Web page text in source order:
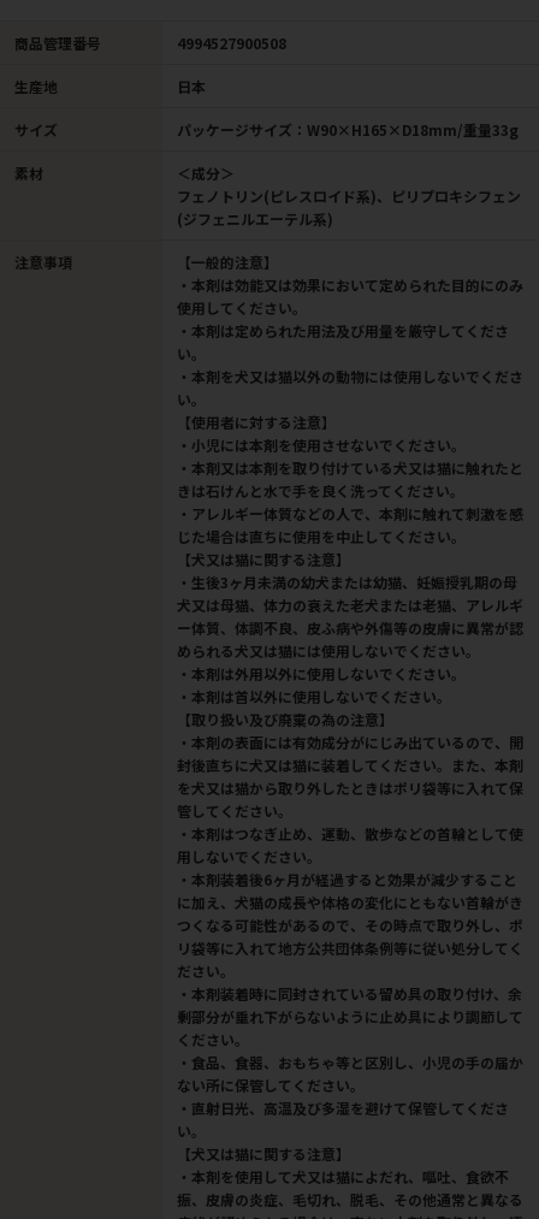
商品管理番号 4994527900508
生産地 日本
サイズ パッケージサイズ：W90×H165×D18mm/重量33g
素材
＜成分＞
フェノトリン(ピレスロイド系)、ピリプロキシフェン
(ジフェニルエーテル系)
注意事項
【一般的注意】
・本剤は効能又は効果において定められた目的にのみ
使用してください。
・本剤は定められた用法及び用量を厳守してくださ
い。
・本剤を犬又は猫以外の動物には使用しないでくださ
い。
【使用者に対する注意】
・小児には本剤を使用させないでください。
・本剤又は本剤を取り付けている犬又は猫に触れたと
きは石けんと水で手を良く洗ってください。
・アレルギー体質などの人で、本剤に触れて刺激を感
じた場合は直ちに使用を中止してください。
【犬又は猫に関する注意】
・生後3ヶ月未満の幼犬または幼猫、妊娠授乳期の母
犬又は母猫、体力の衰えた老犬または老猫、アレルギ
ー体質、体調不良、皮ふ病や外傷等の皮膚に異常が認
められる犬又は猫には使用しないでください。
・本剤は外用以外に使用しないでください。
・本剤は首以外に使用しないでください。
【取り扱い及び廃棄の為の注意】
・本剤の表面には有効成分がにじみ出ているので、開
封後直ちに犬又は猫に装着してください。また、本剤
を犬又は猫から取り外したときはポリ袋等に入れて保
管してください。
・本剤はつなぎ止め、運動、散歩などの首輪として使
用しないでください。
・本剤装着後6ヶ月が経過すると効果が減少すること
に加え、犬猫の成長や体格の変化にともない首輪がき
つくなる可能性があるので、その時点で取り外し、ポ
リ袋等に入れて地方公共団体条例等に従い処分してく
ださい。
・本剤装着時に同封されている留め具の取り付け、余
剰部分が垂れ下がらないように止め具により調節して
ください。
・食品、食器、おもちゃ等と区別し、小児の手の届か
ない所に保管してください。
・直射日光、高温及び多湿を避けて保管してくださ
い。
【犬又は猫に関する注意】
・本剤を使用して犬又は猫によだれ、嘔吐、食欲不
振、皮膚の炎症、毛切れ、脱毛、その他通常と異なる